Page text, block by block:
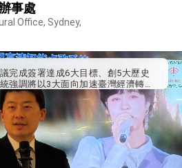
事處
Office, Sydney,
長新春茶敘 盼化分歧為團結、為
第一步
完成簽署達成6大目標、創5大歷史
強調將以3大面向加速臺灣經濟轉型
院全力支持並盡速通過
對等貿易協定」確立對等關稅15%且不
2072項產品豁免對等關稅
新社」（AFP）專訪內容
佳龍於《外交事務》撰文指出：自由
，團結合作方能守護繁榮